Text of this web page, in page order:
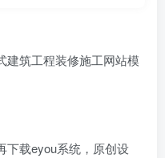
建筑工程装修施工网站模
下载eyou系统，原创设